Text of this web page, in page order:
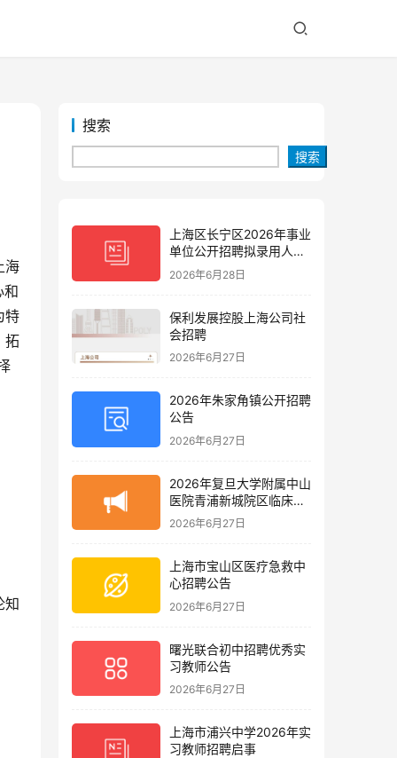
海
和
特
拓
知
搜索
搜索
上海区长宁区2026年事业
单位公开招聘拟录用人员
公示(第三批)
2026年6月28日
保利发展控股上海公司社
会招聘
2026年6月27日
2026年朱家角镇公开招聘
公告
2026年6月27日
2026年复旦大学附属中山
医院青浦新城院区临床护
理岗位招聘启事
2026年6月27日
上海市宝山区医疗急救中
心招聘公告
2026年6月27日
曙光联合初中招聘优秀实
习教师公告
2026年6月27日
上海市浦兴中学2026年实
习教师招聘启事